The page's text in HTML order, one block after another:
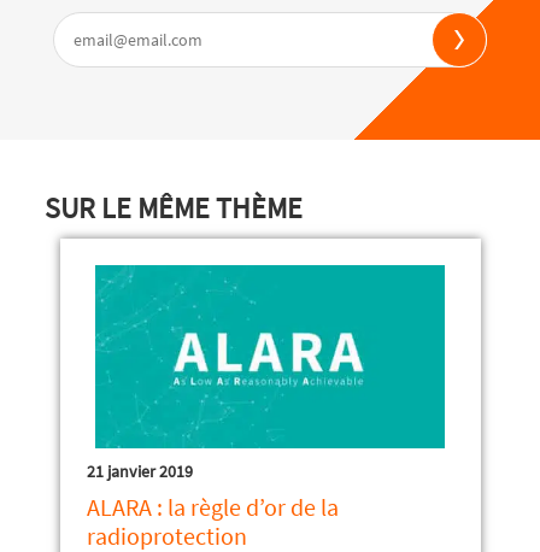
SUR LE MÊME THÈME
21 janvier 2019
ALARA : la règle d’or de la
radioprotection